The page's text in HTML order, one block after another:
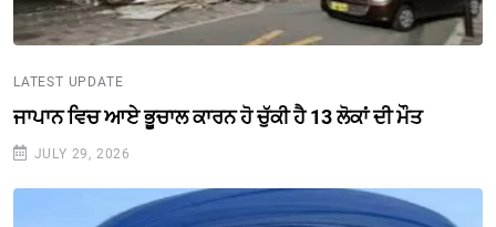
LATEST UPDATE
ਜਾਪਾਨ ਵਿਚ ਆਏ ਭੂਚਾਲ ਕਾਰਨ ਹੋ ਚੁੱਕੀ ਹੈ 13 ਲੋਕਾਂ ਦੀ ਮੌਤ
JULY 29, 2026